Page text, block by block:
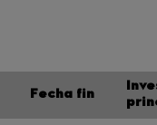
Fecha fin